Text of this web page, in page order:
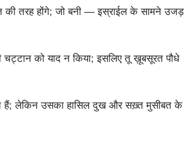
तरह होंगे; जो बनी — इस्राईल के सामने उजड़
को याद न किया; इसलिए तू ख़ूबसूरत पौधे
हैं; लेकिन उसका हासिल दुख और सख़्त मुसीबत के